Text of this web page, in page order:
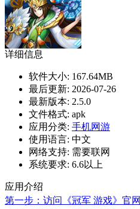
详细信息
软件大小: 167.64MB
最后更新: 2026-07-26
最新版本: 2.5.0
文件格式: apk
应用分类: 手机网游
使用语言: 中文
网络支持: 需要联网
系统要求: 6.6以上
应用介绍
第一步：访问《冠军 游戏》官网